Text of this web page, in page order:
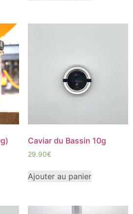
Caviar du Bassin 10g
29.90€
Ajouter au panier